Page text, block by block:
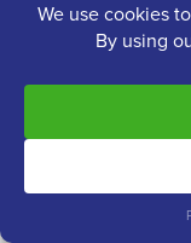
etkinleştirir,
adım, tek
mükemmel
makaleyi